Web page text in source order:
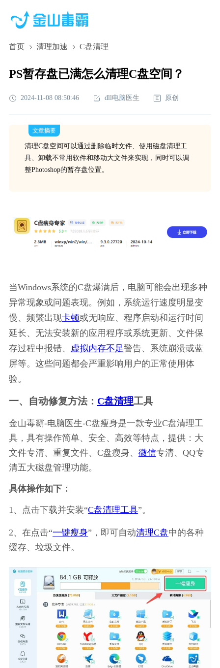
首页 清理加速 C盘清理
PS暂存盘已满怎么清理C盘空间？
2024-11-08 08:50:46 dll电脑医生 原创
文章摘要
清理C盘空间可以通过删除临时文件、使用磁盘清理工
具、卸载不常用软件和移动大文件来实现，同时可以调
整Photoshop的暂存盘位置。
当Windows系统的C盘爆满后，电脑可能会出现多种
异常现象或问题表现。例如，系统运行速度明显变
慢、频繁出现卡顿或无响应、程序启动和运行时间
延长、无法安装新的应用程序或系统更新、文件保
存过程中报错、
虚拟内存不足警告、系统崩溃或蓝
屏等。这些问题都会严重影响用户的正常使用体
验。
一、自动修复方法： C盘清理工具
金山毒霸-电脑医生-C盘瘦身是一款专业C盘清理工
具，具有操作简单、安全、高效等特点，提供：大
文件专清、重复文件、C盘瘦身、 微信专清、QQ专
清五大磁盘管理功能。
具体操作如下：
1、点击下载并安装“C盘清理工具”。
2、在点击“一键瘦身”，即可自动清理C盘中的各种
缓存、垃圾文件。